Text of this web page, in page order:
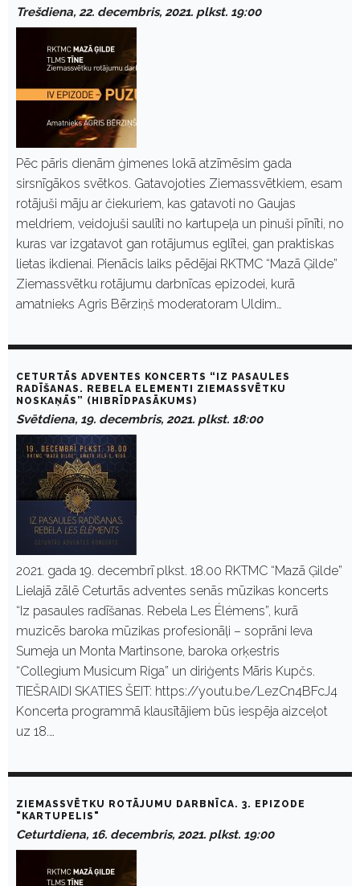
Trešdiena, 22. decembris, 2021. plkst. 19:00
Pēc pāris dienām ģimenes lokā atzīmēsim gada
sirsnīgākos svētkos. Gatavojoties Ziemassvētkiem, esam
rotājuši māju ar čiekuriem, kas gatavoti no Gaujas
meldriem, veidojuši saulīti no kartupeļa un pinuši pīnīti, no
kuras var izgatavot gan rotājumus eglītei, gan praktiskas
lietas ikdienai. Pienācis laiks pēdējai RKTMC “Mazā Ģilde”
Ziemassvētku rotājumu darbnīcas epizodei, kurā
amatnieks Agris Bērziņš moderatoram Uldim…
CETURTĀS ADVENTES KONCERTS “IZ PASAULES
RADĪŠANAS. REBELA ELEMENTI ZIEMASSVĒTKU
NOSKAŅĀS” (HIBRĪDPASĀKUMS)
Svētdiena, 19. decembris, 2021. plkst. 18:00
2021. gada 19. decembrī plkst. 18.00 RKTMC “Mazā Ģilde”
Lielajā zālē Ceturtās adventes senās mūzikas koncerts
“Iz pasaules radīšanas. Rebela Les Élémens”, kurā
muzicēs baroka mūzikas profesionāļi – soprāni Ieva
Sumeja un Monta Martinsone, baroka orķestris
“Collegium Musicum Riga” un diriģents Māris Kupčs.
TIEŠRAIDI SKATIES ŠEIT: https://youtu.be/LezCn4BFcJ4
Koncerta programmā klausītājiem būs iespēja aizceļot
uz 18.…
ZIEMASSVĒTKU ROTĀJUMU DARBNĪCA. 3. EPIZODE
"KARTUPELIS"
Ceturtdiena, 16. decembris, 2021. plkst. 19:00